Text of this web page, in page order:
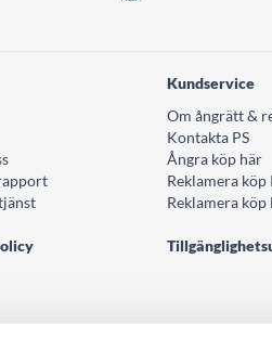
Kundservice
Om ångrätt &
Kontakta PS
Ångra köp här
Reklamera
Reklamera köp